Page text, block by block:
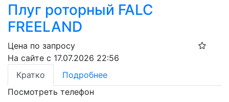
Плуг роторный FALC
FREELAND
Цена по запросу
На сайте с 17.07.2026 22:56
Кратко
Подробнее
Посмотреть телефон